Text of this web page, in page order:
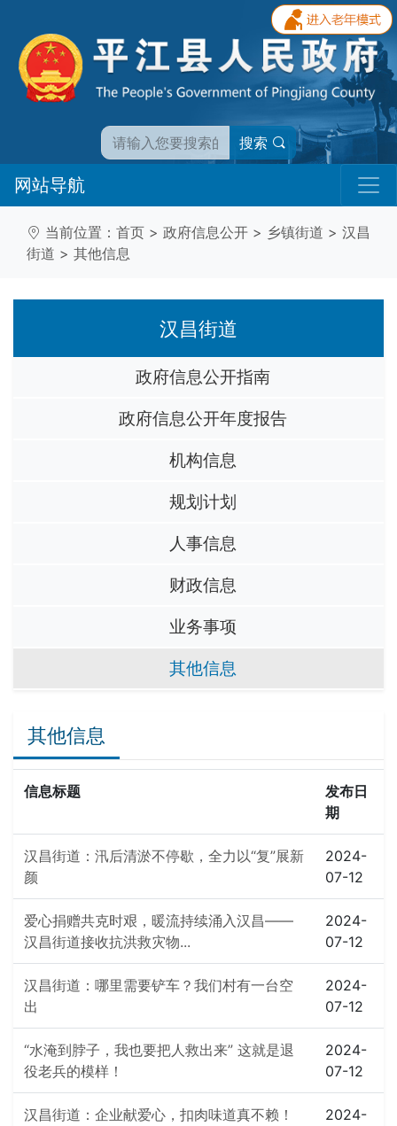
搜索
网站导航
当前位置： 首页 > 政府信息公开 > 乡镇街道 > 汉昌
街道 > 其他信息
汉昌街道
政府信息公开指南
政府信息公开年度报告
机构信息
规划计划
人事信息
财政信息
业务事项
其他信息
其他信息
信息标题
发布日
期
汉昌街道：汛后清淤不停歇，全力以“复”展新
颜
2024-
07-12
爱心捐赠共克时艰，暖流持续涌入汉昌——
汉昌街道接收抗洪救灾物...
2024-
07-12
汉昌街道：哪里需要铲车？我们村有一台空
出
2024-
07-12
“水淹到脖子，我也要把人救出来” 这就是退
役老兵的模样！
2024-
07-12
汉昌街道：企业献爱心，扣肉味道真不赖！
2024-